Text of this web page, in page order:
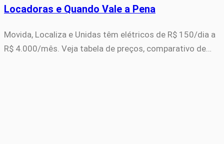
Locadoras e Quando Vale a Pena
Movida, Localiza e Unidas têm elétricos de R$ 150/dia a
R$ 4.000/mês. Veja tabela de preços, comparativo de…